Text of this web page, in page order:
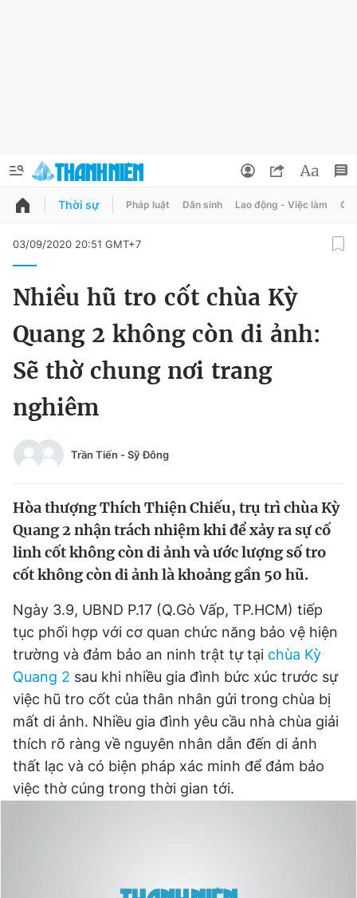
QUẢNG CÁO
Chuyên mục khác
Tin thị trường
Sản phẩm khác
Tiện ích Bạn cần biết
Thông tin tòa soạn Liên hệ quảng cáo
Đọc Thanh Niên trên điện thoại
Liên hệ quảng cáo
Đổi mật khẩu
Tin đã lưu
Tin đã xem
Đăng xuất
Thời sự Pháp luật Dân sinh Lao động - Việc làm
03/09/2020 20:51 GMT+7
Nhiều hũ tro cốt chùa Kỳ
Quang 2 không còn di ảnh:
Sẽ thờ chung nơi trang
nghiêm
Trần Tiến - Sỹ Đông
Hòa thượng Thích Thiện Chiếu, trụ trì chùa Kỳ
Quang 2 nhận trách nhiệm khi để xảy ra sự cố
linh cốt không còn di ảnh và ước lượng số tro
cốt không còn di ảnh là khoảng gần 50 hũ.
Ngày 3.9, UBND P.17 (Q.Gò Vấp, TP.HCM) tiếp
tục phối hợp với cơ quan chức năng bảo vệ hiện
trường và đảm bảo an ninh trật tự tại chùa Kỳ
Quang 2 sau khi nhiều gia đình bức xúc trước sự
việc hũ tro cốt của thân nhân gửi trong chùa bị
mất di ảnh. Nhiều gia đình yêu cầu nhà chùa giải
thích rõ ràng về nguyên nhân dẫn đến di ảnh
thất lạc và có biện pháp xác minh để đảm bảo
việc thờ cúng trong thời gian tới.